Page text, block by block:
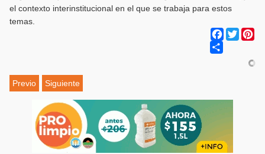
el contexto interinstitucional en el que se trabaja para estos
temas.
Facebook
Twitter
Previo Siguiente